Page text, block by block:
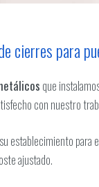
cierres para
que
con nuestro
establecimiento para
ajustado.